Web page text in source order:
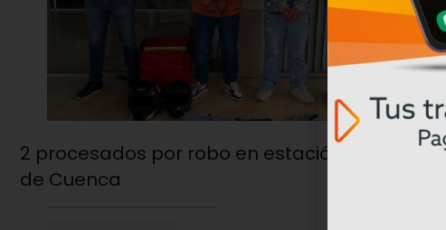
2 procesados por robo en estación de servicio
de Cuenca